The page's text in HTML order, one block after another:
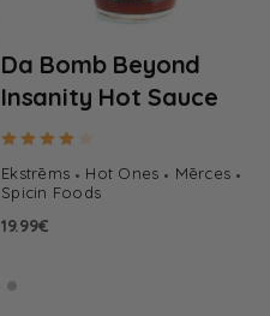
Da Bomb Beyond
Insanity Hot Sauce
Ekstrēms Hot Ones
Mērces
Spicin Foods
19.99€